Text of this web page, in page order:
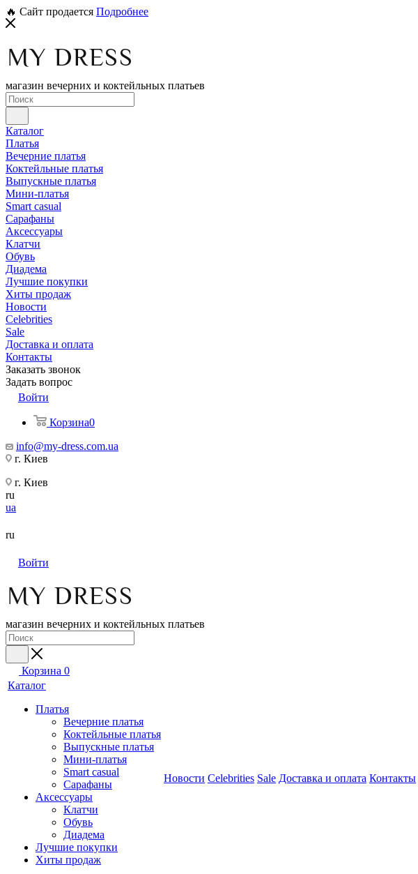
🔥 Сайт продается Подробнее
магазин вечерних и коктейльных платьев
Каталог
Платья
Вечерние платья
Коктейльные платья
Выпускные платья
Мини-платья
Smart casual
Сарафаны
Аксессуары
Клатчи
Обувь
Диадема
Лучшие покупки
Хиты продаж
Новости
Celebrities
Sale
Доставка и оплата
Контакты
Заказать звонок
Задать вопрос
Войти
Корзина0
info@my-dress.com.ua
г. Киев
г. Киев
ru
ua
ru
Войти
магазин вечерних и коктейльных платьев
Корзина 0
Каталог
Платья
Вечерние платья
Коктейльные платья
Выпускные платья
Мини-платья
Smart casual
Сарафаны
Аксессуары
Клатчи
Обувь
Диадема
Лучшие покупки
Хиты продаж
Новости Celebrities Sale Доставка и оплата Контакты